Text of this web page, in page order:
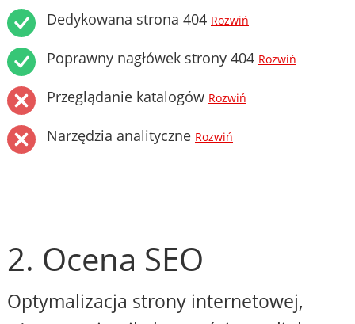
Dedykowana strona 404 Rozwiń
Poprawny nagłówek strony 404 Rozwiń
Przeglądanie katalogów Rozwiń
Narzędzia analityczne Rozwiń
2. Ocena SEO
Optymalizacja strony internetowej,